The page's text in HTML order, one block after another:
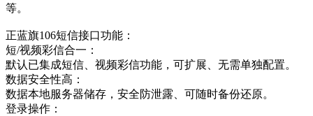
等。
正蓝旗106短信接口功能：
短/视频彩信合一：
默认已集成短信、视频彩信功能，可扩展、无需单独配置。
数据安全性高：
数据本地服务器储存，安全防泄露、可随时备份还原。
登录操作：